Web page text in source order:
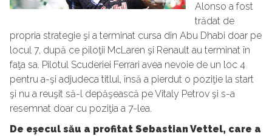
Alonso a fost
trădat de
propria strategie şi a terminat cursa din Abu Dhabi doar pe
locul 7, după ce piloţii McLaren şi Renault au terminat în
faţa sa. Pilotul Scuderiei Ferrari avea nevoie de un loc 4
pentru a-şi adjudeca titlul, însă a pierdut o poziţie la start
şi nu a reuşit să-l depăşească pe Vitaly Petrov şi s-a
resemnat doar cu poziţia a 7-lea.
De eşecul său a profitat Sebastian Vettel, care a